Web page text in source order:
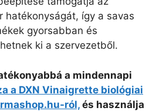
hatékonyságát, így a savas
gyorsabban és
ki a szervezetből.
a mindennapi
a DXN Vinaigrette biológiai
ról,és használja